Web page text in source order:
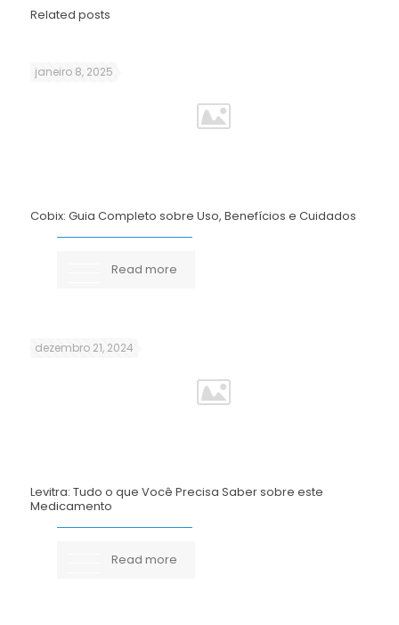
Related posts
janeiro 8, 2025
Cobix: Guia Completo sobre Uso, Benefícios e Cuidados
Read more
dezembro 21, 2024
Levitra: Tudo o que Você Precisa Saber sobre este
Medicamento
Read more